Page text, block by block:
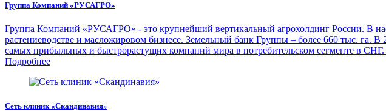
Группа Компаний «РУСАГРО»
Группа Компаний «РУСАГРО» - это крупнейший вертикальный агрохолдинг России. В
растениеводстве и масложировом бизнесе. Земельный банк Группы – более 660 тыс. га.
самых прибыльных и быстрорастущих компаний мира в потребительском сегменте в
Подробнее
Сеть клиник «Скандинавия»